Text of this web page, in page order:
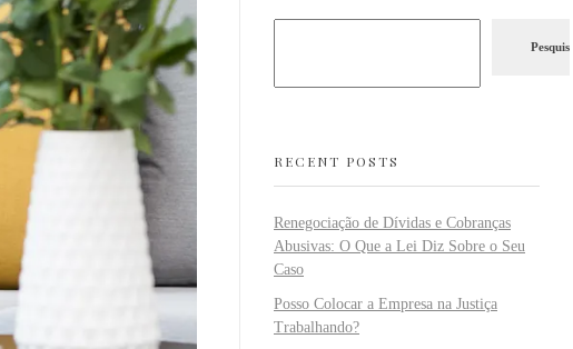
RECENT POSTS
Renegociação de Dívidas e Cobranças
Abusivas: O Que a Lei Diz Sobre o Seu
Caso
Posso Colocar a Empresa na Justiça
Trabalhando?